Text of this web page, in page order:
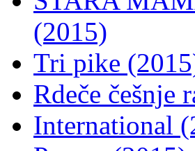
(2015)
Tri pike
Rdeče češnje
International